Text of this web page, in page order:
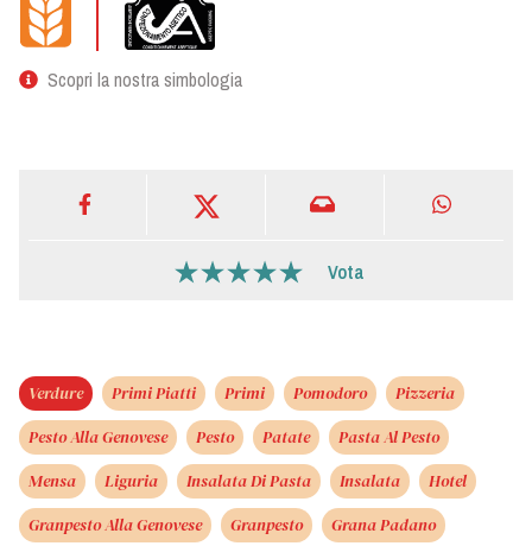
Scopri la nostra simbologia
Vota
Verdure Primi Piatti Primi Pomodoro
Pizzeria
Pesto Alla Genovese
Pesto Patate
Pasta Al Pesto
Mensa
Liguria Insalata Di Pasta Insalata
Hotel
Granpesto Alla Genovese
Granpesto
Grana Padano